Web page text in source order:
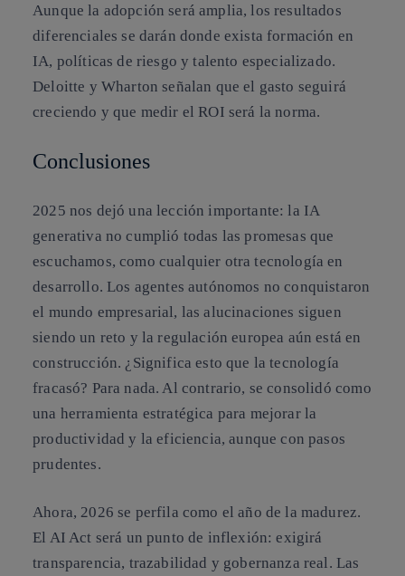
Aunque la adopción será amplia, los resultados
diferenciales se darán donde exista formación en
IA, políticas de riesgo y talento especializado.
Deloitte y Wharton señalan que el gasto seguirá
creciendo y que medir el ROI será la norma.
Conclusiones
2025 nos dejó una lección importante: la IA
generativa no cumplió todas las promesas que
escuchamos, como cualquier otra tecnología en
desarrollo. Los agentes autónomos no conquistaron
el mundo empresarial, las alucinaciones siguen
siendo un reto y la regulación europea aún está en
construcción. ¿Significa esto que la tecnología
fracasó? Para nada. Al contrario, se consolidó como
una herramienta estratégica para mejorar la
productividad y la eficiencia, aunque con pasos
prudentes.
Ahora, 2026 se perfila como el año de la madurez.
El AI Act será un punto de inflexión: exigirá
transparencia, trazabilidad y gobernanza real. Las